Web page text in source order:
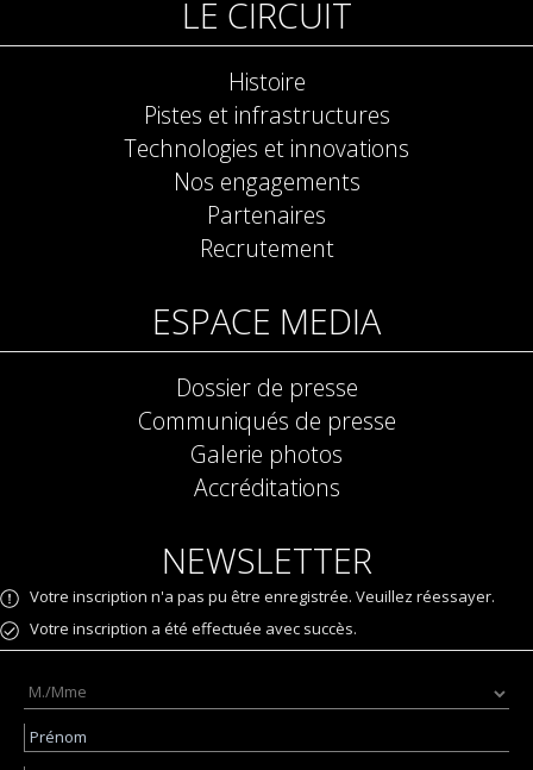
LE CIRCUIT
Histoire
Pistes et infrastructures
Technologies et innovations
Nos engagements
Partenaires
Recrutement
ESPACE MEDIA
Dossier de presse
Communiqués de presse
Galerie photos
Accréditations
NEWSLETTER
Votre inscription n'a pas pu être enregistrée. Veuillez réessayer.
Votre inscription a été effectuée avec succès.